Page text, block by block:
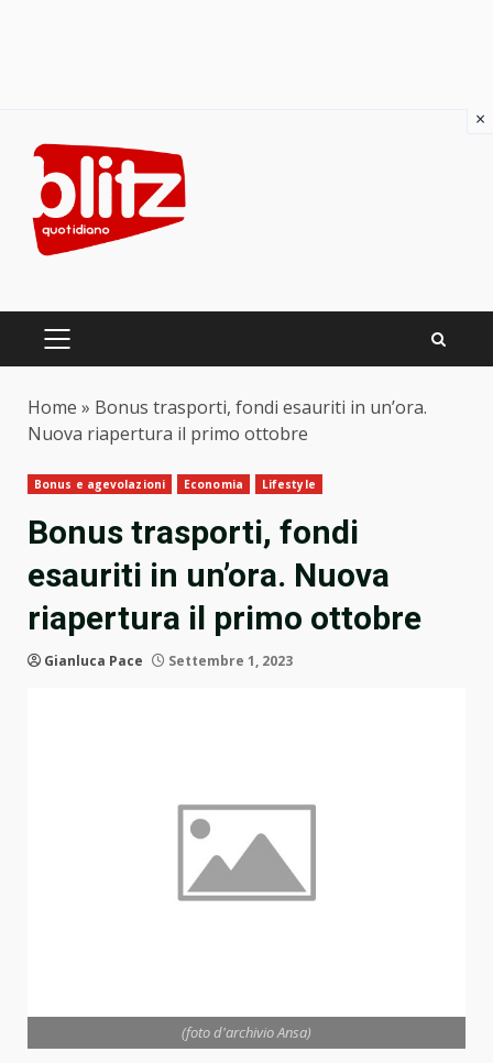
content
PRIMARY
Home » Bonus trasporti, fondi esauriti in un’ora.
Nuova riapertura il primo ottobre
Bonus e agevolazioni Economia Lifestyle
Bonus trasporti, fondi
esauriti in un’ora. Nuova
riapertura il primo ottobre
Gianluca Pace Settembre 1, 2023
(foto d'archivio Ansa)
×